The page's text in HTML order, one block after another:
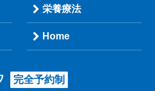
栄養療法
Home
完全予約制